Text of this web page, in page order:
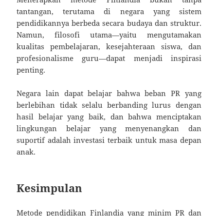
tantangan, terutama di negara yang sistem
pendidikannya berbeda secara budaya dan struktur.
Namun, filosofi utama—yaitu mengutamakan
kualitas pembelajaran, kesejahteraan siswa, dan
profesionalisme guru—dapat menjadi inspirasi
penting.
Negara lain dapat belajar bahwa beban PR yang
berlebihan tidak selalu berbanding lurus dengan
hasil belajar yang baik, dan bahwa menciptakan
lingkungan belajar yang menyenangkan dan
suportif adalah investasi terbaik untuk masa depan
anak.
Kesimpulan
Metode pendidikan Finlandia yang minim PR dan